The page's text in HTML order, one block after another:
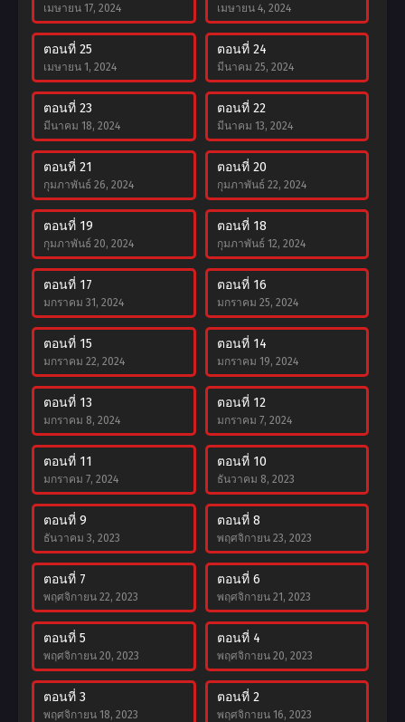
เมษายน 17, 2024 เมษายน 4, 2024
ตอนที่ 25
เมษายน 1, 2024
ตอนที่ 24
มีนาคม 25, 2024
ตอนที่ 23
มีนาคม 18, 2024
ตอนที่ 22
มีนาคม 13, 2024
ตอนที่ 21
กุมภาพันธ์ 26, 2024
ตอนที่ 20
กุมภาพันธ์ 22, 2024
ตอนที่ 19
กุมภาพันธ์ 20, 2024
ตอนที่ 18
กุมภาพันธ์ 12, 2024
ตอนที่ 17
มกราคม 31, 2024
ตอนที่ 16
มกราคม 25, 2024
ตอนที่ 15
มกราคม 22, 2024
ตอนที่ 14
มกราคม 19, 2024
ตอนที่ 13
มกราคม 8, 2024
ตอนที่ 12
มกราคม 7, 2024
ตอนที่ 11
มกราคม 7, 2024
ตอนที่ 10
ธันวาคม 8, 2023
ตอนที่ 9
ธันวาคม 3, 2023
ตอนที่ 8
พฤศจิกายน 23, 2023
ตอนที่ 7
พฤศจิกายน 22, 2023
ตอนที่ 6
พฤศจิกายน 21, 2023
ตอนที่ 5
พฤศจิกายน 20, 2023
ตอนที่ 4
พฤศจิกายน 20, 2023
ตอนที่ 3
พฤศจิกายน 18, 2023
ตอนที่ 2
พฤศจิกายน 16, 2023